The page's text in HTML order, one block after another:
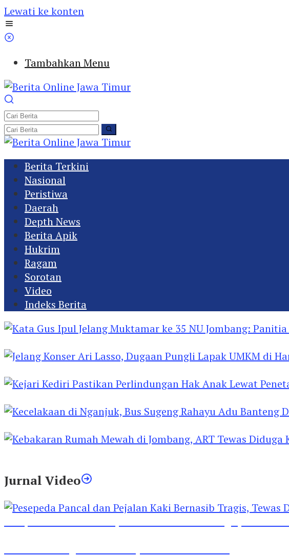
Lewati ke konten
Tambahkan Menu
Berita Terkini
Nasional
Peristiwa
Daerah
Depth News
Berita Apik
Hukrim
Ragam
Sorotan
Video
Indeks Berita
Jurnal Video